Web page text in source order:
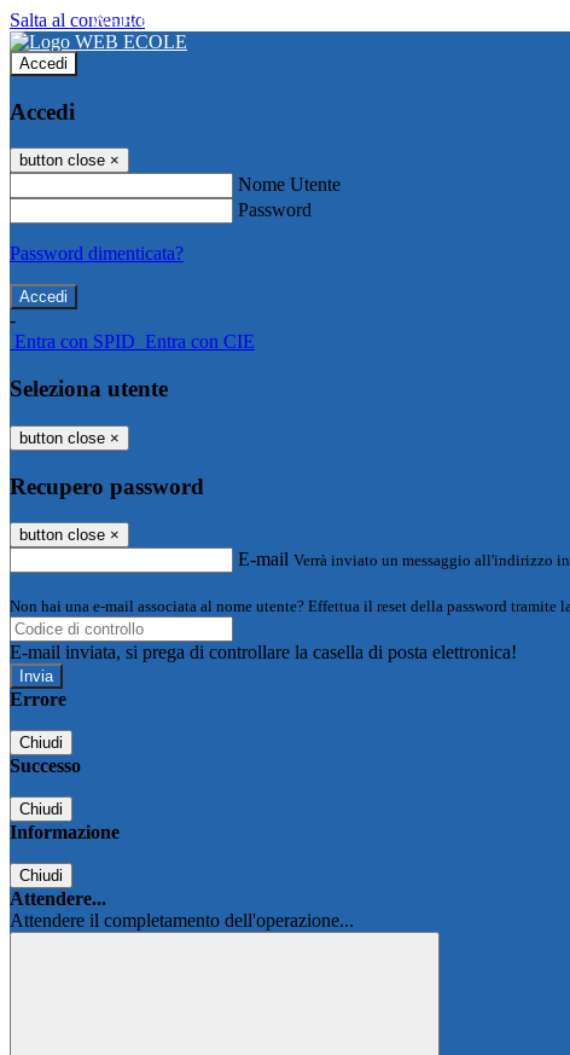
Salta al contenuto
WEB ECOLE
Accedi
Accedi
button close ×
Nome Utente
Password
Password dimenticata?
-
Entra con SPID Entra con CIE
Seleziona utente
button close ×
Recupero password
button close ×
E-mail Verrà inviato un messaggio all'indirizzo
Non hai una e-mail associata al nome utente? Effettua il reset della password tramite
E-mail inviata, si prega di controllare la casella di posta elettronica!
Errore
Chiudi
Successo
Chiudi
Informazione
Chiudi
Attendere...
Attendere il completamento dell'operazione...